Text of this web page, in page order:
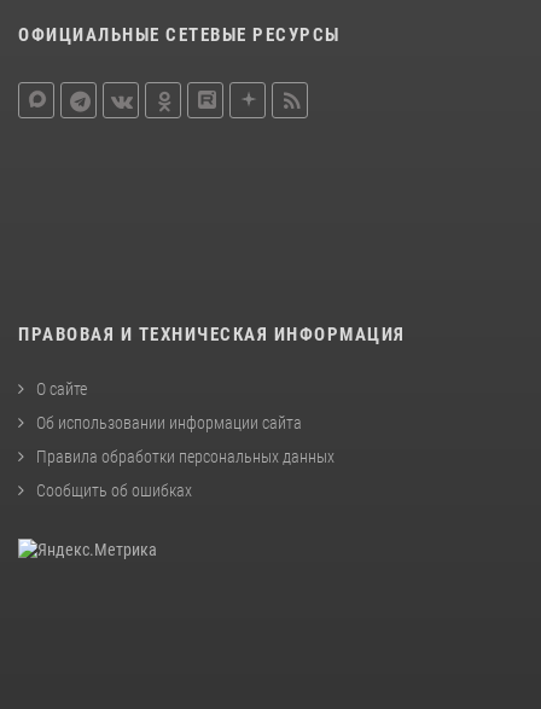
ОФИЦИАЛЬНЫЕ СЕТЕВЫЕ РЕСУРСЫ
ПРАВОВАЯ И ТЕХНИЧЕСКАЯ ИНФОРМАЦИЯ
О сайте
Об использовании информации сайта
Правила обработки персональных данных
Сообщить об ошибках